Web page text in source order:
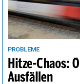
Vancouver
Wellington
Wien
PROBLEME
Hitze-Chaos:
Ausfällen